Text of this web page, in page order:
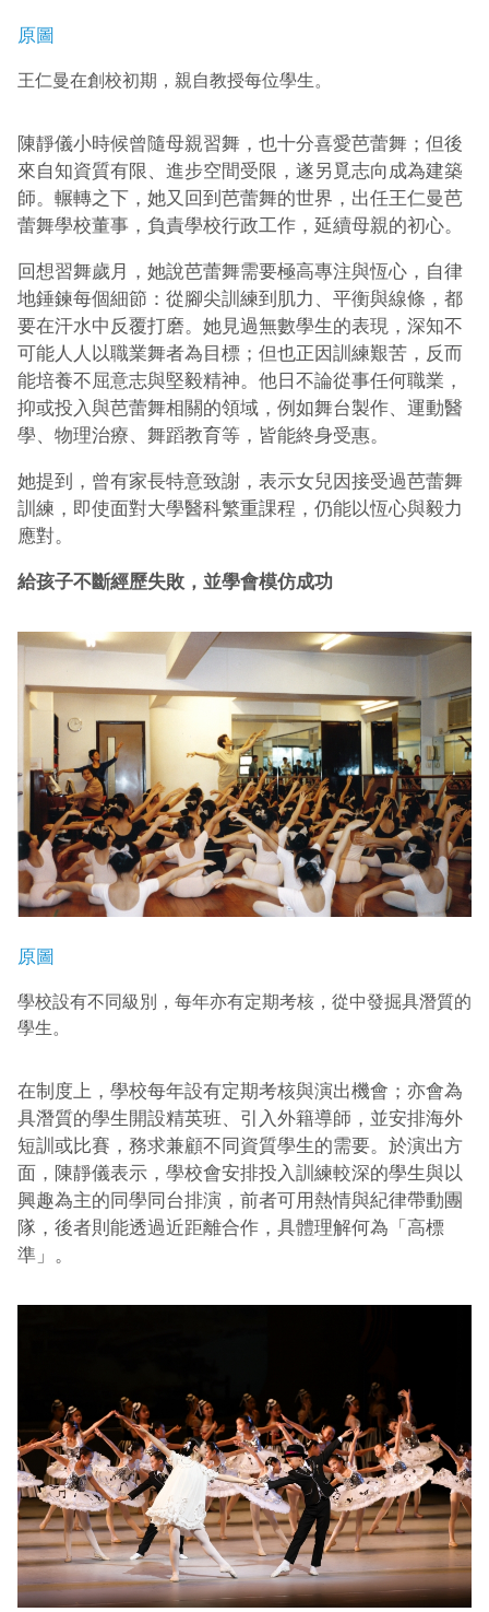
原圖
王仁曼在創校初期，親自教授每位學生。
陳靜儀小時候曾隨母親習舞，也十分喜愛芭蕾舞；但後
來自知資質有限、進步空間受限，遂另覓志向成為建築
師。輾轉之下，她又回到芭蕾舞的世界，出任王仁曼芭
蕾舞學校董事，負責學校行政工作，延續母親的初心。
回想習舞歲月，她說芭蕾舞需要極高專注與恆心，自律
地錘鍊每個細節：從腳尖訓練到肌力、平衡與線條，都
要在汗水中反覆打磨。她見過無數學生的表現，深知不
可能人人以職業舞者為目標；但也正因訓練艱苦，反而
能培養不屈意志與堅毅精神。他日不論從事任何職業，
抑或投入與芭蕾舞相關的領域，例如舞台製作、運動醫
學、物理治療、舞蹈教育等，皆能終身受惠。
她提到，曾有家長特意致謝，表示女兒因接受過芭蕾舞
訓練，即使面對大學醫科繁重課程，仍能以恆心與毅力
應對。
給孩子不斷經歷失敗，並學會模仿成功
原圖
學校設有不同級別，每年亦有定期考核，從中發掘具潛質的
學生。
在制度上，學校每年設有定期考核與演出機會；亦會為
具潛質的學生開設精英班、引入外籍導師，並安排海外
短訓或比賽，務求兼顧不同資質學生的需要。於演出方
面，陳靜儀表示，學校會安排投入訓練較深的學生與以
興趣為主的同學同台排演，前者可用熱情與紀律帶動團
隊，後者則能透過近距離合作，具體理解何為「高標
準」。